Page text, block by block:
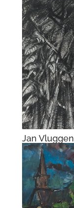
© 2016-2026